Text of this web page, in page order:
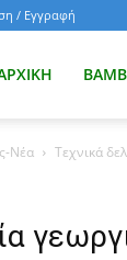
/ Εγγραφή
Νέα Τεχνικά